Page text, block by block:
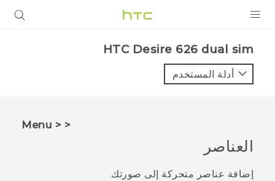
VIVE
VIVERSE
البرامج + التطبيقات
HTC Desire 626 dual sim‎
أدلة المستخدم
< < Menu
العناصر
إضافة عناصر متحركة إلى صورتك.